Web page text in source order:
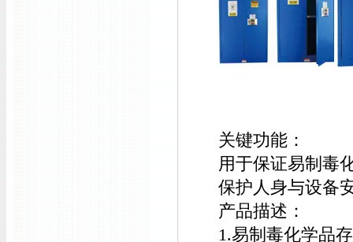
关键功能：
用于保证易制毒
保护人身与设备
产品描述：
1.易制毒化学品